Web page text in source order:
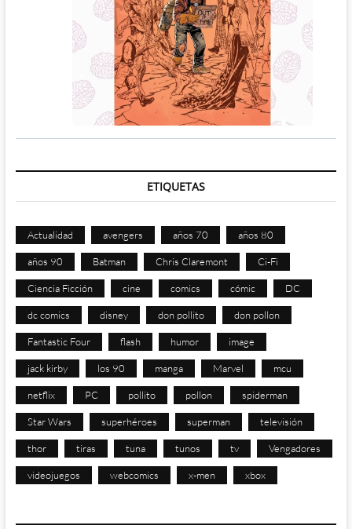
ETIQUETAS
Actualidad avengers años 70 años 80
años 90 Batman Chris Claremont Ci-Fi
Ciencia Ficción cine comics cómic DC
dc comics disney don pollito don pollon
Fantastic Four flash humor image
jack kirby los 90 manga Marvel mcu
netflix PC pollito pollon spiderman
Star Wars superhéroes superman televisión
thor tiras tuna tunos tv Vengadores
videojuegos webcomics x-men xbox